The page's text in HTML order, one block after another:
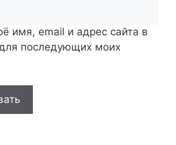
имя, email и адрес сайта в
последующих моих